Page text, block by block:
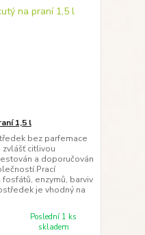
1,5 l
bez parfemace
citlivou
a doporučován
enzymů, barviv
je vhodný na
Poslední 1 ks
skladem